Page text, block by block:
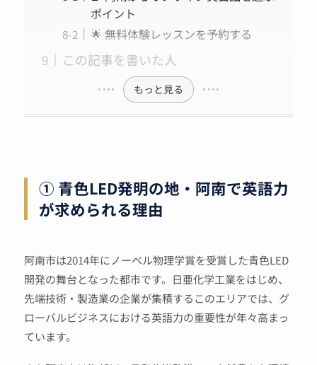
ポイント
🌟 無料体験レッスンを予約する
この記事を書いた人
もっと見る
① 青色LED発明の地・阿南で英語力
が求められる理由
阿南市は2014年にノーベル物理学賞を受賞した青色LED
開発の舞台となった都市です。日亜化学工業をはじめ、
先端技術・製造業の企業が集積するこのエリアでは、グ
ローバルビジネスにおける英語力の重要性が年々高まっ
ています。